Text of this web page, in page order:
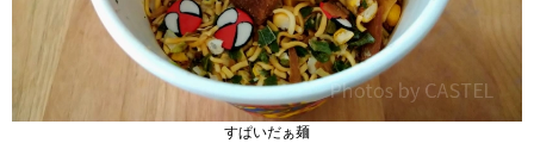
すぱいだぁ麺